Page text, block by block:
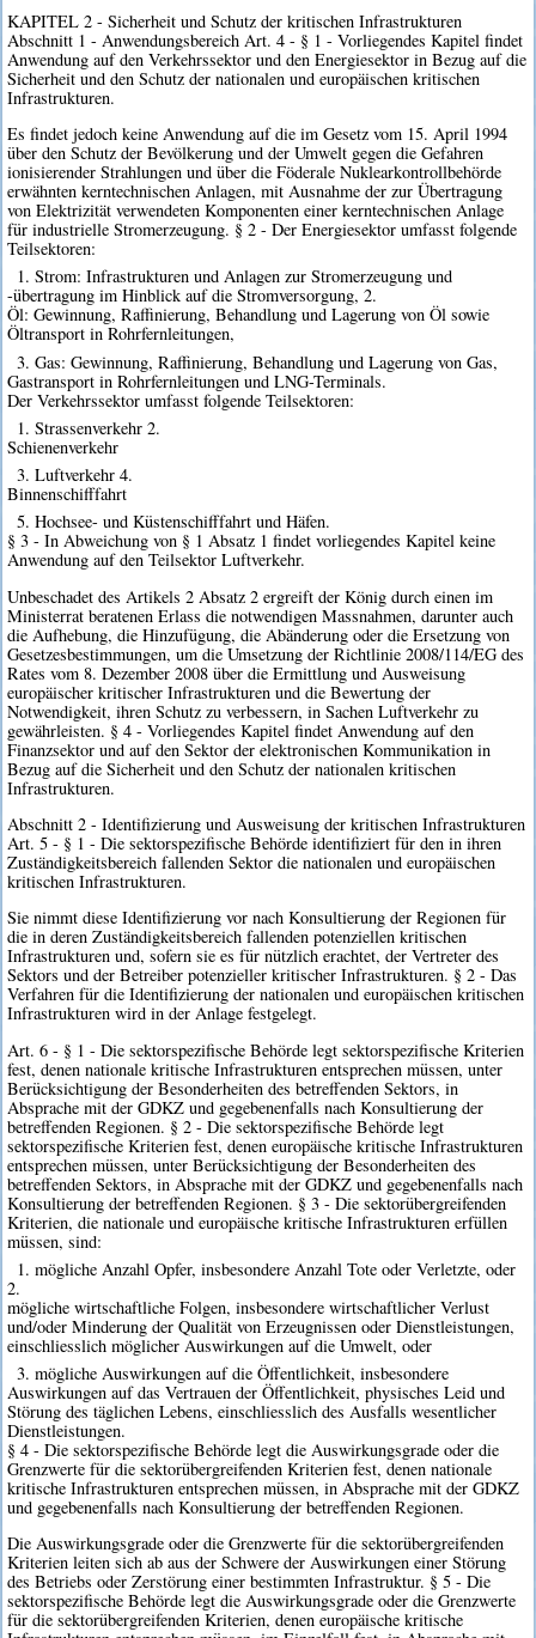
KAPITEL 2 - Sicherheit und Schutz der kritischen Infrastrukturen
Abschnitt 1 - Anwendungsbereich Art. 4 - § 1 - Vorliegendes Kapitel findet
Anwendung auf den Verkehrssektor und den Energiesektor in Bezug auf die
Sicherheit und den Schutz der nationalen und europäischen kritischen
Infrastrukturen.
Es findet jedoch keine Anwendung auf die im Gesetz vom 15. April 1994
über den Schutz der Bevölkerung und der Umwelt gegen die Gefahren
ionisierender Strahlungen und über die Föderale Nuklearkontrollbehörde
erwähnten kerntechnischen Anlagen, mit Ausnahme der zur Übertragung
von Elektrizität verwendeten Komponenten einer kerntechnischen Anlage
für industrielle Stromerzeugung. § 2 - Der Energiesektor umfasst folgende
Teilsektoren:
1. Strom: Infrastrukturen und Anlagen zur Stromerzeugung und
-übertragung im Hinblick auf die Stromversorgung, 2.
Öl: Gewinnung, Raffinierung, Behandlung und Lagerung von Öl sowie
Öltransport in Rohrfernleitungen,
3. Gas: Gewinnung, Raffinierung, Behandlung und Lagerung von Gas,
Gastransport in Rohrfernleitungen und LNG-Terminals.
Der Verkehrssektor umfasst folgende Teilsektoren:
1. Strassenverkehr 2.
Schienenverkehr
3. Luftverkehr 4.
Binnenschifffahrt
5. Hochsee- und Küstenschifffahrt und Häfen.
§ 3 - In Abweichung von § 1 Absatz 1 findet vorliegendes Kapitel keine
Anwendung auf den Teilsektor Luftverkehr.
Unbeschadet des Artikels 2 Absatz 2 ergreift der König durch einen im
Ministerrat beratenen Erlass die notwendigen Massnahmen, darunter auch
die Aufhebung, die Hinzufügung, die Abänderung oder die Ersetzung von
Gesetzesbestimmungen, um die Umsetzung der Richtlinie 2008/114/EG des
Rates vom 8. Dezember 2008 über die Ermittlung und Ausweisung
europäischer kritischer Infrastrukturen und die Bewertung der
Notwendigkeit, ihren Schutz zu verbessern, in Sachen Luftverkehr zu
gewährleisten. § 4 - Vorliegendes Kapitel findet Anwendung auf den
Finanzsektor und auf den Sektor der elektronischen Kommunikation in
Bezug auf die Sicherheit und den Schutz der nationalen kritischen
Infrastrukturen.
Abschnitt 2 - Identifizierung und Ausweisung der kritischen Infrastrukturen
Art. 5 - § 1 - Die sektorspezifische Behörde identifiziert für den in ihren
Zuständigkeitsbereich fallenden Sektor die nationalen und europäischen
kritischen Infrastrukturen.
Sie nimmt diese Identifizierung vor nach Konsultierung der Regionen für
die in deren Zuständigkeitsbereich fallenden potenziellen kritischen
Infrastrukturen und, sofern sie es für nützlich erachtet, der Vertreter des
Sektors und der Betreiber potenzieller kritischer Infrastrukturen. § 2 - Das
Verfahren für die Identifizierung der nationalen und europäischen kritischen
Infrastrukturen wird in der Anlage festgelegt.
Art. 6 - § 1 - Die sektorspezifische Behörde legt sektorspezifische Kriterien
fest, denen nationale kritische Infrastrukturen entsprechen müssen, unter
Berücksichtigung der Besonderheiten des betreffenden Sektors, in
Absprache mit der GDKZ und gegebenenfalls nach Konsultierung der
betreffenden Regionen. § 2 - Die sektorspezifische Behörde legt
sektorspezifische Kriterien fest, denen europäische kritische Infrastrukturen
entsprechen müssen, unter Berücksichtigung der Besonderheiten des
betreffenden Sektors, in Absprache mit der GDKZ und gegebenenfalls nach
Konsultierung der betreffenden Regionen. § 3 - Die sektorübergreifenden
Kriterien, die nationale und europäische kritische Infrastrukturen erfüllen
müssen, sind:
1. mögliche Anzahl Opfer, insbesondere Anzahl Tote oder Verletzte, oder
2.
mögliche wirtschaftliche Folgen, insbesondere wirtschaftlicher Verlust
und/oder Minderung der Qualität von Erzeugnissen oder Dienstleistungen,
einschliesslich möglicher Auswirkungen auf die Umwelt, oder
3. mögliche Auswirkungen auf die Öffentlichkeit, insbesondere
Auswirkungen auf das Vertrauen der Öffentlichkeit, physisches Leid und
Störung des täglichen Lebens, einschliesslich des Ausfalls wesentlicher
Dienstleistungen.
§ 4 - Die sektorspezifische Behörde legt die Auswirkungsgrade oder die
Grenzwerte für die sektorübergreifenden Kriterien fest, denen nationale
kritische Infrastrukturen entsprechen müssen, in Absprache mit der GDKZ
und gegebenenfalls nach Konsultierung der betreffenden Regionen.
Die Auswirkungsgrade oder die Grenzwerte für die sektorübergreifenden
Kriterien leiten sich ab aus der Schwere der Auswirkungen einer Störung
des Betriebs oder Zerstörung einer bestimmten Infrastruktur. § 5 - Die
sektorspezifische Behörde legt die Auswirkungsgrade oder die Grenzwerte
für die sektorübergreifenden Kriterien, denen europäische kritische